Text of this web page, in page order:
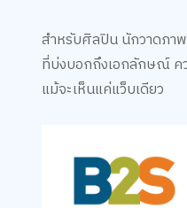
สำหรับศิลปิน นักวาดภาพ
ที่บ่งบอกถึงเอกลักษณ์ ค
แม้จะเห็นแค่แว็บเดียว